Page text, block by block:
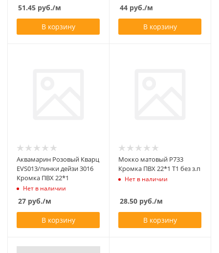
51.45 руб./м
В корзину
44 руб./м
В корзину
Аквамарин Розовый Кварц
EVS013/пинки дейзи 3016
Кромка ПВХ 22*1
Нет в наличии
27 руб./м
В корзину
Мокко матовый Р733
Кромка ПВХ 22*1 Т1 без з.п
Нет в наличии
28.50 руб./м
В корзину